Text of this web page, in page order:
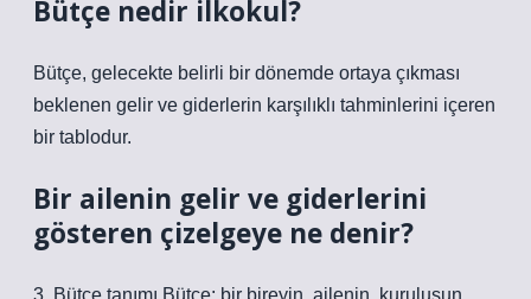
Bütçe nedir ilkokul?
Bütçe, gelecekte belirli bir dönemde ortaya çıkması
beklenen gelir ve giderlerin karşılıklı tahminlerini içeren
bir tablodur.
Bir ailenin gelir ve giderlerini
gösteren çizelgeye ne denir?
3. Bütçe tanımı Bütçe; bir bireyin, ailenin, kuruluşun